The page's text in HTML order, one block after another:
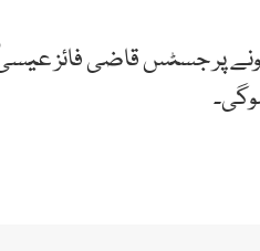
پر جسٹس قاضی فائز